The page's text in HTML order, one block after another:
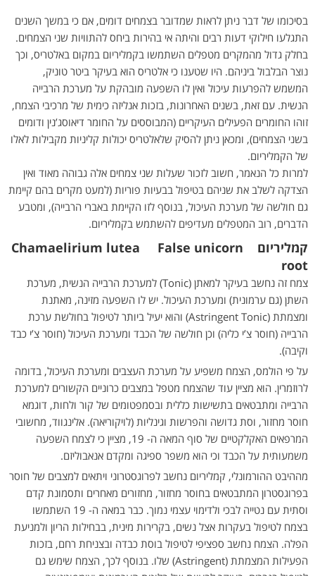
בסיכומו של דבר ניתן לראות שמדובר בצמחים דומים, אם כי במשך השנים
התגלעו חילוקי דעות רבים והיתה אי בהירות ביחס להתוויות שני הצמחים.
בחלק גדול מהמקרים מטפלים השתמשו בקמליריום במקום באלטריס, וכך
נוצר הבלבול ביניהם. היו שטענו כי אלטריס הוא בעיקר ביטר טוניק,
המשמש להפרעות עיכול ואין לו השפעה מובהקת על מערכת הרבייה
הנשית. עם זאת, בשנים האחרונות, בזכות אנליזה כימית של מרכיבי הצמח,
זוהו החומרים הפעילים העיקריים (המבוססים על החומר דיאוסג’נין ודומים
בשני הצמחים), ומכאן ניתן להסיק שלאלטריס יכולות קליניות מקבילות לאלו
של הקמליריום.
למרות כל הנאמר, חשוב לזכור שעלות שני צמחים אלה גבוהה מאוד ואין
הצדקה לשלב את שניהם בטיפול בבעיות פוריות (למעט מקרים בהם קיימת
גם חולשה של מערכת העיכול, בנוסף לזו הקיימת באברי הרבייה), ומטבע
הדברים, רוב המטפלים מעדיפים להשתמש בקמליריום.
קמליריום Chamaelirium lutea False unicorn
root
צמח זה נחשב בעיקר למאתן (Tonic) למערכת הרבייה הנשית, מערכת
השתן (גם ערמונית) ומערכת העיכול. יש לו השפעה מזינה, מאתנת
ומצמתת (Astringent Tonic) והוא יעיל ביותר לטיפול בחולשת ערכת
הרבייה (חוסר צ’י כליה) וכן חולשה של הכבד ומערכת העיכול (חוסר צ’י כבד
וקיבה).
על פי הולמס, הצמח משפיע על מערכת העצבים ומערכת העיכול, בדומה
לרוזמרין. הוא מציין עוד שהצמח מטפל במצבים כרוניים הקשורים למערכת
הרבייה ומתבטאים בתשישות כללית ובסמפטומים של קור ולחות, דוגמא
חוסר מחזור, וסת גדושה והפרשות וגינליות (לויקוריאה). אלינגווד, מחשובי
המרפאים האקלקטיים של סוף המאה ה- 19, מציין כי לצמח השפעה
משמעותית על הכבד וכי הוא משפר ספיגה ומקדם אנאבוליזם.
מההיבט ההורמונלי, קמליריום נחשב לפרוגסטרוני ויתאים למצבים של חוסר
בפרוגסטרון המתבטאים בחוסר מחזור, מחזורים מאחרים ותסמונת קדם
וסתית עם נטייה לבכי ולדימוי עצמי נמוך. כבר במאה ה- 19 השתמשו
בצמח לטיפול בעקרות אצל נשים, בקרירות מינית, בבחילות הריון ולמניעת
הפלה. הצמח נחשב ספציפי לטיפול בוסת כבדה ובצניחת רחם, בזכות
הפעילות המצמתת (Astringent) שלו. בנוסף לכך, הצמח שימש גם